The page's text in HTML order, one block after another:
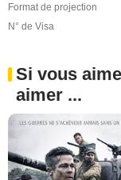
Format de projection
N° de Visa
Si vous
aimer ...